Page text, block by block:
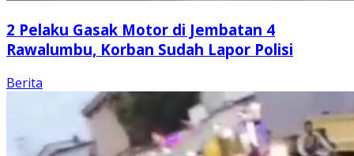
2 Pelaku Gasak Motor di Jembatan 4
Rawalumbu, Korban Sudah Lapor Polisi
Berita